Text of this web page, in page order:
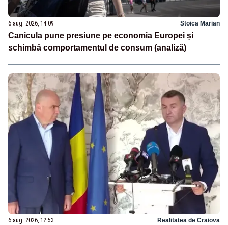
6 aug. 2026, 14:09 Stoica Marian
Canicula pune presiune pe economia Europei și
schimbă comportamentul de consum (analiză)
6 aug. 2026, 12:53 Realitatea de Craiova